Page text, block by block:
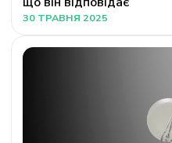
30 ТРАВНЯ 2025